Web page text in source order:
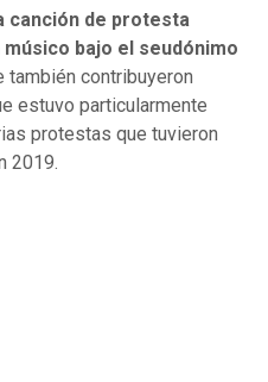
canción de protesta
bajo el seudónimo
también contribuyeron
estuvo particularmente
protestas que tuvieron
2019.